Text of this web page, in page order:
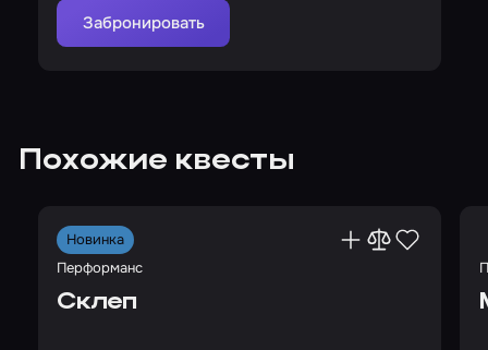
Забронировать
Похожие квесты
Новинка
Перформанс
Склеп